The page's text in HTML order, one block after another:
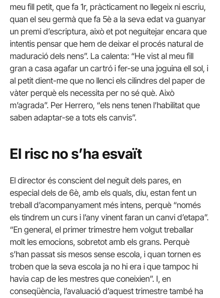
meu fill petit, que fa 1r, pràcticament no llegeix ni escriu,
quan el seu germà que fa 5è a la seva edat va guanyar
un premi d’escriptura, això et pot neguitejar encara que
intentis pensar que hem de deixar el procés natural de
maduració dels nens”. La calenta: “He vist al meu fill
gran a casa agafar un cartró i fer-se una joguina ell sol, i
al petit dient-me que no llenci els cilindres del paper de
vàter perquè els necessita per no sé què. Això
m’agrada”. Per Herrero, “els nens tenen l’habilitat que
saben adaptar-se a tots els canvis”.
El risc no s’ha esvaït
El director és conscient del neguit dels pares, en
especial dels de 6è, amb els quals, diu, estan fent un
treball d’acompanyament més intens, perquè “només
els tindrem un curs i l’any vinent faran un canvi d’etapa”.
“En general, el primer trimestre hem volgut treballar
molt les emocions, sobretot amb els grans. Perquè
s’han passat sis mesos sense escola, i quan tornen es
troben que la seva escola ja no hi era i que tampoc hi
havia cap de les mestres que coneixien”. I, en
conseqüència, l’avaluació d’aquest trimestre també ha